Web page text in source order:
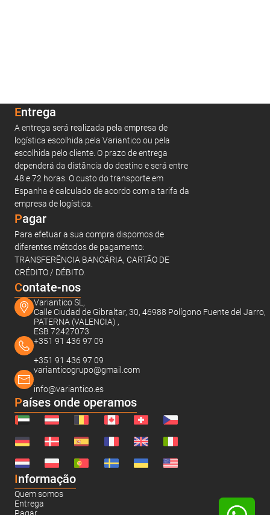
Entrega
A entrega será realizada pela empresa de
logística escolhida pela Variantico ou pela
escolhida pelo cliente. O prazo de entrega
dependerá da distância do destino e será entre
48 e 72 horas. O custo do transporte em
Espanha é calculado de acordo com a tarifa da
empresa de logística.
Pagar
Para efetuar a sua compra dispomos de
diferentes métodos de pagamento:
TRANSFERÊNCIA BANCÁRIA, CARTÃO DE
CRÉDITO / DÉBITO.
Contate-nos
Variantico SL,
Calle Ciudad de Gibraltar, 30, 46988 Polígono Fuente del Jarro,
PATERNA (VALENCIA) ,
ESB 72427073
+351 91 436 97 09
+351 91 436 97 09
varianticogrupo@gmail.com
info@variantico.es
Países onde operamos
Informação
Quem somos
Entrega